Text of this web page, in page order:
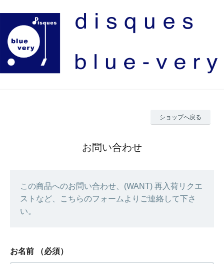
ショップへ戻る
お問い合わせ
この商品へのお問い合わせ、(WANT) 再入荷リクエ
ストなど、こちらのフォームよりご連絡して下さ
い。
お名前 （必須）